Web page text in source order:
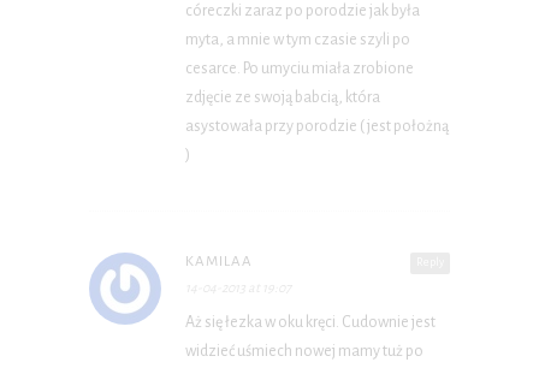
córeczki zaraz po porodzie jak była
myta, a mnie w tym czasie szyli po
cesarce. Po umyciu miała zrobione
zdjęcie ze swoją babcią, która
asystowała przy porodzie ( jest położną
)
KAMILAA
Aż się łezka w oku kręci. Cudownie jest
widzieć uśmiech nowej mamy tuż po